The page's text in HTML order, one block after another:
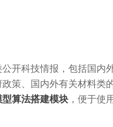
开科技情报，包括国内
策、国内外有关材料类
算法搭建模块，便于使用